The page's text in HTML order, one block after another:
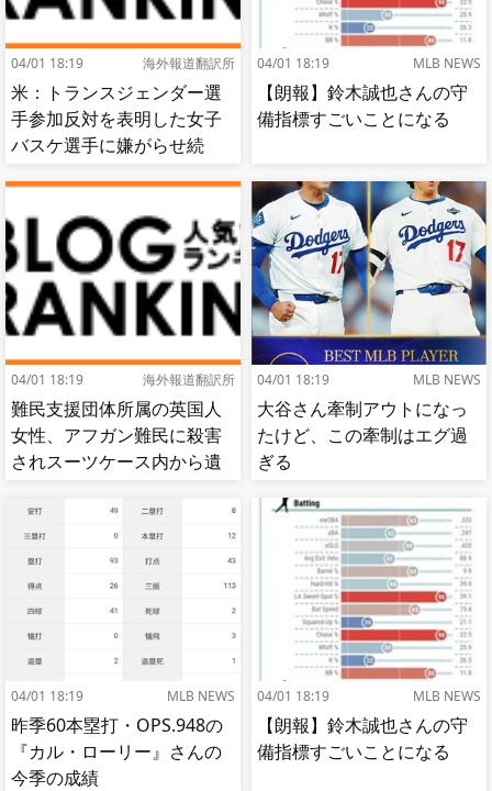
04/01 18:19 海外報道翻訳所
米：トランスジェンダー選
手参加反対を表明した女子
バスケ選手に嫌がらせ続
反応]
04/01 18:19 MLB NEWS
【朗報】鈴木誠也さんの守
備指標すごいことになる
04/01 18:19 海外報道翻訳所
難民支援団体所属の英国人
女性、アフガン難民に殺害
されスーツケース内から遺
応]
04/01 18:19 MLB NEWS
大谷さん牽制アウトになっ
たけど、この牽制はエグ過
ぎる
04/01 18:19 MLB NEWS
昨季60本塁打・OPS.948の
『カル・ローリー』さんの
今季の成績
04/01 18:19 MLB NEWS
【朗報】鈴木誠也さんの守
備指標すごいことになる